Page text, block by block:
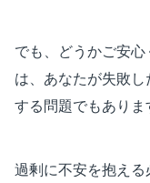
でも、どうかご安
は、あなたが失敗
する問題でもありま
過剰に不安を抱え